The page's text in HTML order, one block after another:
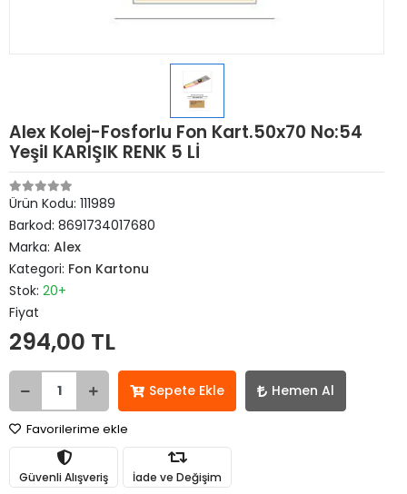
Alex Kolej-Fosforlu Fon Kart.50x70 No:54
Yeşil KARIŞIK RENK 5 Lİ
Ürün Kodu: 111989
Barkod: 8691734017680
Marka: Alex
Kategori: Fon Kartonu
Stok: 20+
Fiyat
294,00 TL
Sepete Ekle Hemen Al
Favorilerime ekle
Güvenli Alışveriş İade ve Değişim